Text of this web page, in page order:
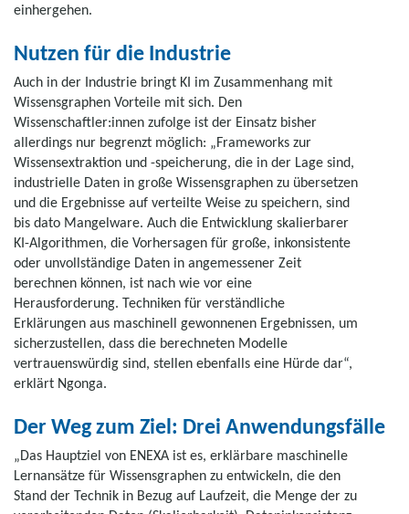
einhergehen.
Nutzen für die Industrie
Auch in der Industrie bringt KI im Zusammenhang mit
Wissensgraphen Vorteile mit sich. Den
Wissenschaftler:innen zufolge ist der Einsatz bisher
allerdings nur begrenzt möglich: „Frameworks zur
Wissensextraktion und -speicherung, die in der Lage sind,
industrielle Daten in große Wissensgraphen zu übersetzen
und die Ergebnisse auf verteilte Weise zu speichern, sind
bis dato Mangelware. Auch die Entwicklung skalierbarer
KI-Algorithmen, die Vorhersagen für große, inkonsistente
oder unvollständige Daten in angemessener Zeit
berechnen können, ist nach wie vor eine
Herausforderung. Techniken für verständliche
Erklärungen aus maschinell gewonnenen Ergebnissen, um
sicherzustellen, dass die berechneten Modelle
vertrauenswürdig sind, stellen ebenfalls eine Hürde dar“,
erklärt Ngonga.
Der Weg zum Ziel: Drei Anwendungsfälle
„Das Hauptziel von ENEXA ist es, erklärbare maschinelle
Lernansätze für Wissensgraphen zu entwickeln, die den
Stand der Technik in Bezug auf Laufzeit, die Menge der zu